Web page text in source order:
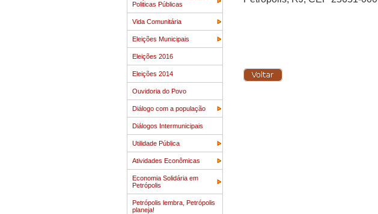
Politicas Públicas
Vida Comunitária
Eleições Municipais
Eleições 2016
Eleições 2014
Ouvidoria do Povo
Diálogo com a população
Diálogos Intermunicipais
Utilidade Pública
Atividades Econômicas
Economia Solidária em
Petrópolis
Petrópolis lembra, Petrópolis
planeja!